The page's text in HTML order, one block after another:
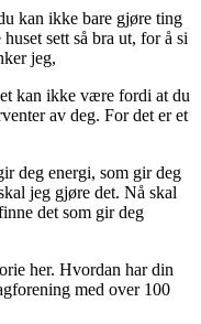
kan ikke bare gjøre ting
sett så bra ut, for å si
jeg,
kan ikke være fordi at du
av deg. For det er et
deg energi, som gir deg
jeg gjøre det. Nå skal
det som gir deg
her. Hvordan har din
med over 100